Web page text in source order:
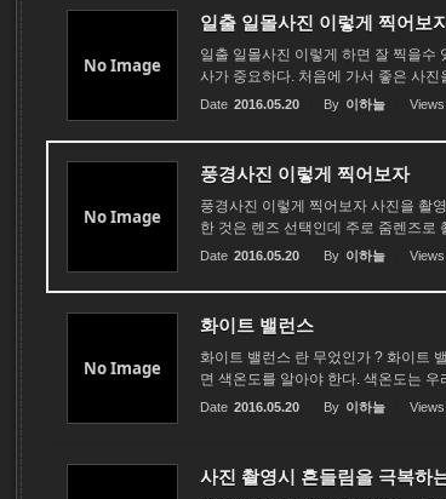
No Image
일출 일몰사진 이렇게 찍어보
일출 일몰사진 이렇게 하면 잘 찍을수
사가 중요하다. 처음에 가서 좋은 사
Date 2016.05.20 By 이하늘 Views
No Image
풍경사진 이렇게 찍어보자
풍경사진 이렇게 찍어보자 사진을 촬
한 것은 렌즈 선택인데 주로 줌렌즈로
Date 2016.05.20 By 이하늘 Views
No Image
화이트 밸런스
화이트 밸런스 란 무었인가 ? 화이트
면 색온도를 알아야 한다. 색온도는
Date 2016.05.20 By 이하늘 Views
사진 촬영시 흔들림을 극복하